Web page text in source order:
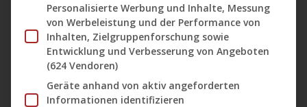
Der Ursprungstitel „Bass Care “ besticht durch seine
organische Tiefe, elegante Percussions und einen
rollenden Groove, der sofort in Körper und Geist greift.
Bereits auf dem Album „
Me, Myself & I
“ überzeugte der
Track durch seine ausgeklügelte Struktur und die subtile
Personalisierte Werbung und Inhalte, Messung
von Werbeleistung und der Performance von
Inhalten, Zielgruppenforschung sowie
Entwicklung und Verbesserung von Angeboten
(624 Vendoren)
Geräte anhand von aktiv angeforderten
Informationen identifizieren